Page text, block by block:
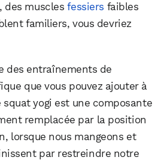
des muscles fessiers faibles
familiers, vous devriez
des entraînements de
que vous pouvez ajouter à
yogi est une composante
remplacée par la position
lorsque nous mangeons et
par restreindre notre